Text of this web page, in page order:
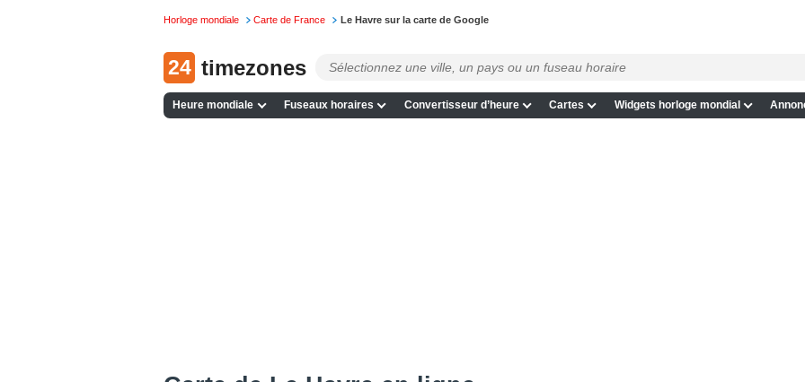
Horloge mondiale Carte de France Le Havre sur la carte de Google
24 timezones
Heure mondiale Fuseaux horaires Convertisseur d’heure Cartes Widgets horloge mondial